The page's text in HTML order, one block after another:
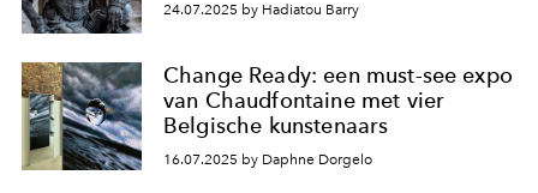
24.07.2025 by Hadiatou Barry
Change Ready: een must-see expo
van Chaudfontaine met vier
Belgische kunstenaars
16.07.2025 by Daphne Dorgelo